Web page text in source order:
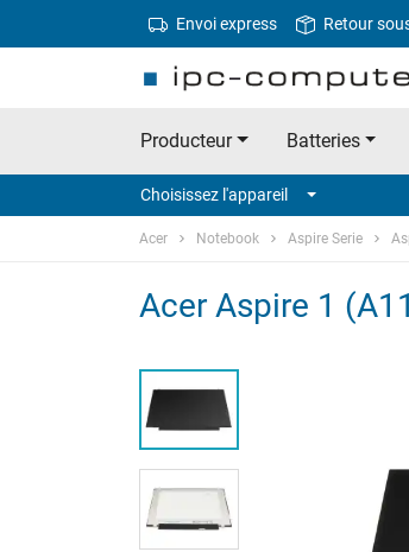
Envoi express Retour
Producteur Batteries
Choisissez l'appareil
Acer Notebook Aspire Serie
Acer Aspire 1